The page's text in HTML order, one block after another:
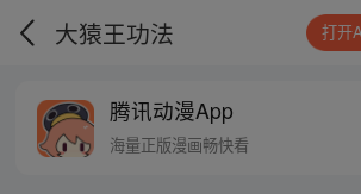
大猿王功法 打开
腾讯动漫App
海量正版漫画畅快看